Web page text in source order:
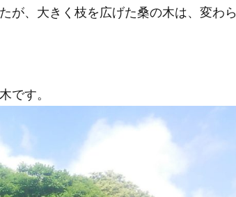
が、大きく枝を広げた桑の木は、変わら
です。